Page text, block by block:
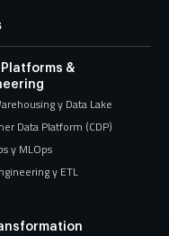
Platforms &
y Data Lake
Data Platform (CDP)
y MLOps
y ETL